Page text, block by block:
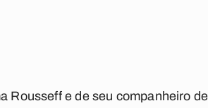
Rousseff e de seu companheiro de